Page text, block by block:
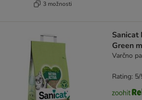
3 možnosti
Sanicat
Green
Varčno
Rating: